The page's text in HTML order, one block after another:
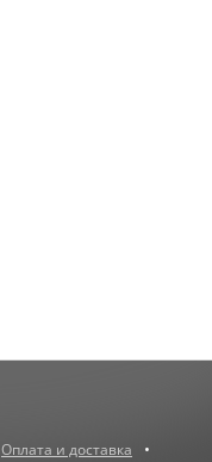
Оплата и доставка